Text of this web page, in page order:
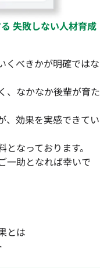
失敗しない人材育成
くべきかが明確ではな
、なかなか後輩が育た
、効果を実感できてい
なっております。
一助となれば幸いで
とは